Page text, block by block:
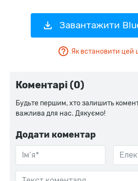
Завантажити
Як встановити цей
Коментарі (0)
Будьте першим, хто залишить
важлива для нас. Дякуємо!
Додати коментар